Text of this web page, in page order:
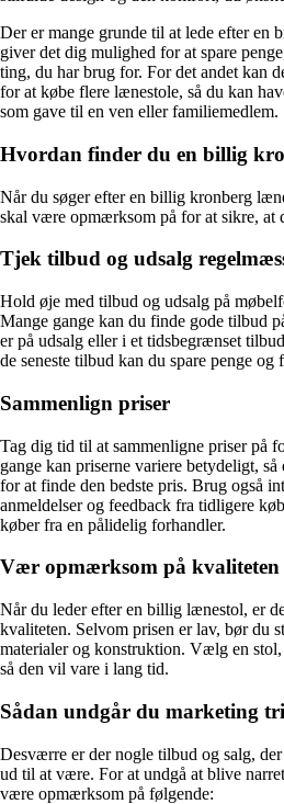
Der er mange grunde til at lede efter en
giver det dig mulighed for at spare
ting, du har brug for. For det andet kan
for at købe flere lænestole, så du kan
som gave til en ven eller familiemedlem.
Hvordan finder du en billig
Når du søger efter en billig kronberg
skal være opmærksom på for at sikre, at
Tjek tilbud og udsalg
Hold øje med tilbud og udsalg på
Mange gange kan du finde gode tilbud
er på udsalg eller i et tidsbegrænset
de seneste tilbud kan du spare penge og
Sammenlign priser
Tag dig tid til at sammenligne priser på
gange kan priserne variere betydeligt,
for at finde den bedste pris. Brug også
anmeldelser og feedback fra tidligere
køber fra en pålidelig forhandler.
Vær opmærksom på kvaliteten
Når du leder efter en billig lænestol, er
kvaliteten. Selvom prisen er lav, bør du
materialer og konstruktion. Vælg en
så den vil vare i lang tid.
Sådan undgår du marketing
Desværre er der nogle tilbud og salg,
ud til at være. For at undgå at blive
være opmærksom på følgende: